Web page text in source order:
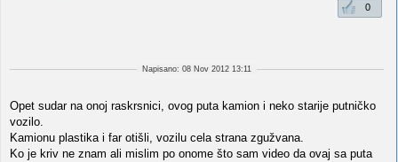
0
Napisano: 08 Nov 2012 13:11
Opet sudar na onoj raskrsnici, ovog puta kamion i neko starije putničko
vozilo.
Kamionu plastika i far otišli, vozilu cela strana zgužvana.
Ko je kriv ne znam ali mislim po onome što sam video da ovaj sa puta